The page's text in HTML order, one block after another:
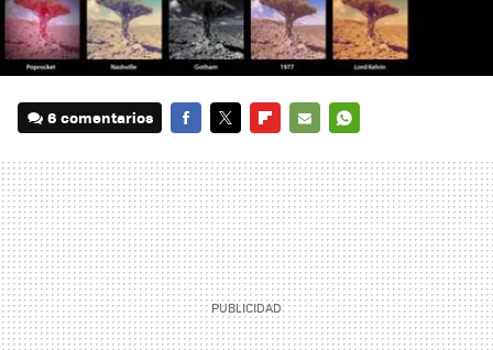
6 comentarios
MAIL